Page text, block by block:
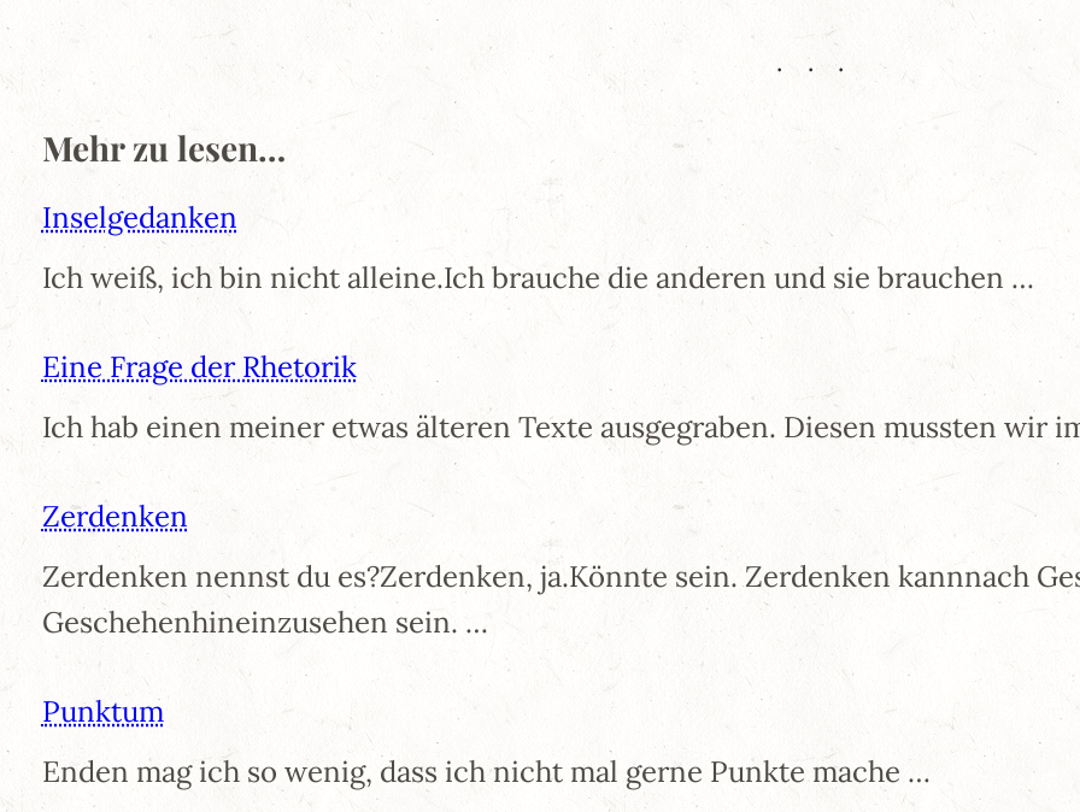
Mehr zu lesen…
Inselgedanken
Ich weiß, ich bin nicht alleine.Ich brauche die anderen und sie brauchen …
Eine Frage der Rhetorik
Ich hab einen meiner etwas älteren Texte ausgegraben. Diesen mussten wir
Zerdenken
Zerdenken nennst du es?Zerdenken, ja.Könnte sein. Zerdenken kannnach
Geschehenhineinzusehen sein. …
Punktum
Enden mag ich so wenig, dass ich nicht mal gerne Punkte mache …